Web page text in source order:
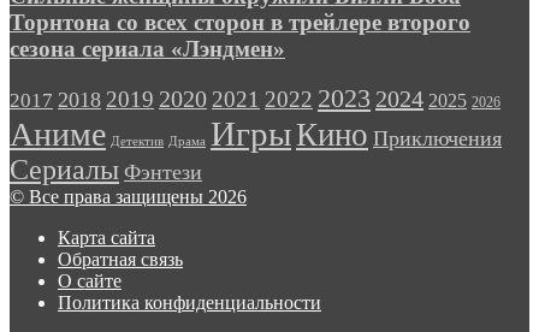
раза
Билли
Боба
Торнтона
всех
сторон
в
трейлере
второго
сезона
сериала
«Лэндмен»
Торнтона со всех сторон в трейлере второго
сезона сериала «Лэндмен»
2017 2018 2019 2020 2021 2022 2023 2024 2025 2026
Аниме Детектив Драма ИгрыКино Приключения
Сериалы Фэнтези
© Все права защищены 2026
Карта сайта
Обратная связь
О сайте
Политика конфиденциальности